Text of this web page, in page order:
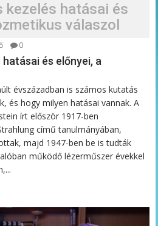
kezelés hatásai és
válaszol
0
és előnyei, a
évszázadban is számos kutatás
és hogy milyen hatásai vannak. A
írt először 1917-ben
című tanulmányában,
majd 1947-ben be is tudták
működő lézerműszer évekkel